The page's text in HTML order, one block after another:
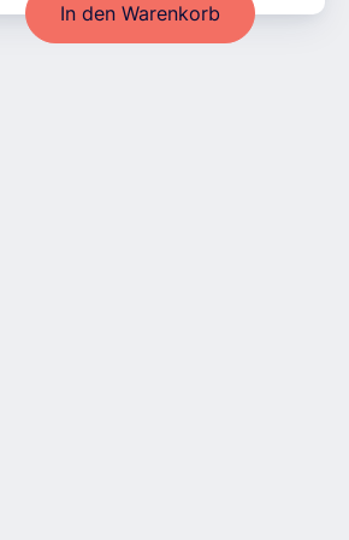
In den Warenkorb